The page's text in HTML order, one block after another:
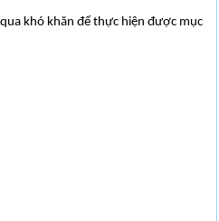
khó khăn để thực hiện được mục